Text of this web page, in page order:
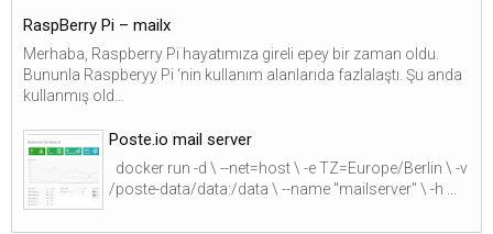
RaspBerry Pi – mailx
Merhaba, Raspberry Pi hayatımıza gireli epey bir zaman oldu.
Bununla Raspberyy Pi ‘nin kullanım alanlarıda fazlalaştı. Şu anda
kullanmış old...
Poste.io mail server
docker run -d \ --net=host \ -e TZ=Europe/Berlin \ -v
/poste-data/data:/data \ --name "mailserver" \ -h ...